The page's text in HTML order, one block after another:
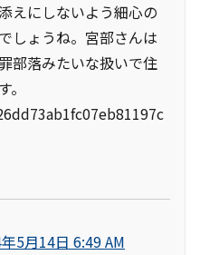
えにしないよう細心の
しょうね。宮部さんは
部落みたいな扱いで住
5月14日 6:49 AM